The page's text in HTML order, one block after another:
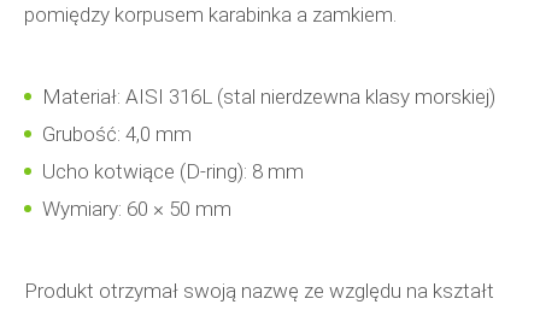
pomiędzy korpusem karabinka a zamkiem.
Materiał: AISI 316L (stal nierdzewna klasy morskiej)
Grubość: 4,0 mm
Ucho kotwiące (D-ring): 8 mm
Wymiary: 60 × 50 mm
Produkt otrzymał swoją nazwę ze względu na kształt